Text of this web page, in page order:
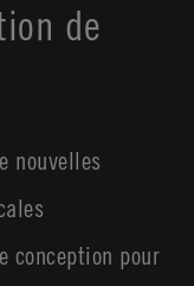
de
nouvelles
conception pour